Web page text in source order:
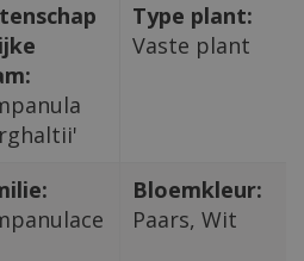
Type plant:
Vaste plant
Bloemkleur:
Paars, Wit